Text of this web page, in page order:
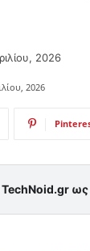
2026
2026